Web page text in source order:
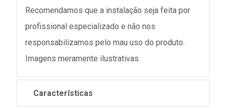
Recomendamos que a instalação seja feita por
profissional especializado e não nos
responsabilizamos pelo mau uso do produto.
Imagens meramente ilustrativas.
Características